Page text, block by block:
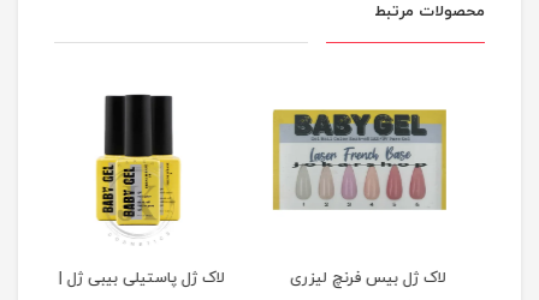
محصولات مرتبط
لاک ژل بیس فرنچ لیزری
لاک ژل پاستیلی بیبی ژل |